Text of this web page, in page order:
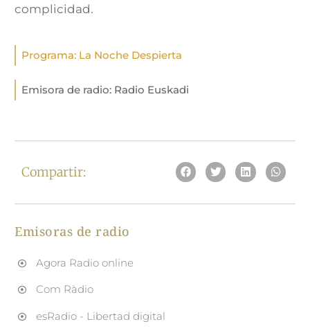
complicidad.
Programa: La Noche Despierta
Emisora de radio: Radio Euskadi
Compartir:
Emisoras de radio
Agora Radio online
Com Ràdio
esRadio - Libertad digital